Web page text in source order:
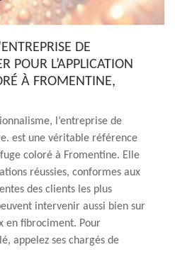
DE
POUR L’APPLICATION
À FROMENTINE,
l’entreprise de
est une véritable référence
coloré à Fromentine. Elle
réussies, conformes aux
des clients les plus
intervenir aussi bien sur
en fibrociment. Pour
appelez ses chargés de